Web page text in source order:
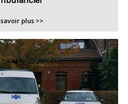
savoir plus >>